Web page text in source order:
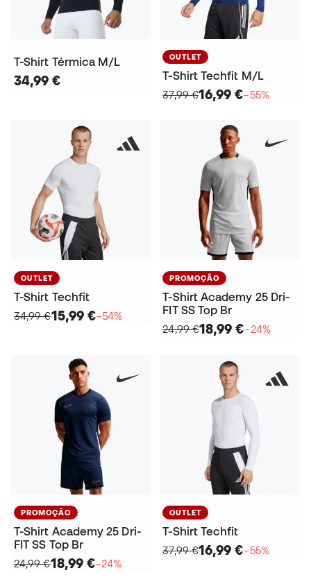
T-Shirt Térmica M/L
34,99 €
OUTLET
T-Shirt Techfit M/L
37,99 €16,99 €−55%
OUTLET
T-Shirt Techfit
34,99 €15,99 €−54%
PROMOÇÃO
T-Shirt Academy 25 Dri-
FIT SS Top Br
24,99 €18,99 €−24%
PROMOÇÃO
T-Shirt Academy 25 Dri-
FIT SS Top Br
24,99 €18,99 €−24%
OUTLET
T-Shirt Techfit
37,99 €16,99 €−55%